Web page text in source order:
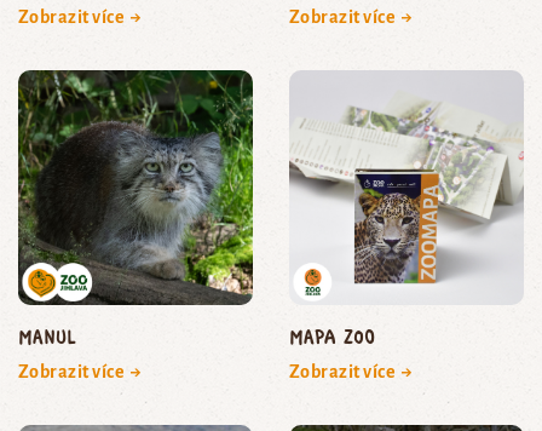
Zobrazit více → Zobrazit více →
manul
Zobrazit více →
Mapa zoo
Zobrazit více →